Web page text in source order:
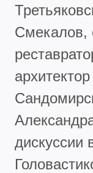
Смекалов,
дискуссии